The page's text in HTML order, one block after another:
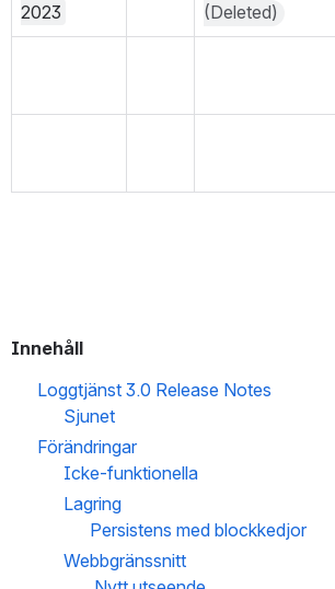
2023
(Deleted)
Innehåll
Loggtjänst 3.0 Release Notes
Sjunet
Förändringar
Icke-funktionella
Lagring
Persistens med blockkedjor
Webbgränssnitt